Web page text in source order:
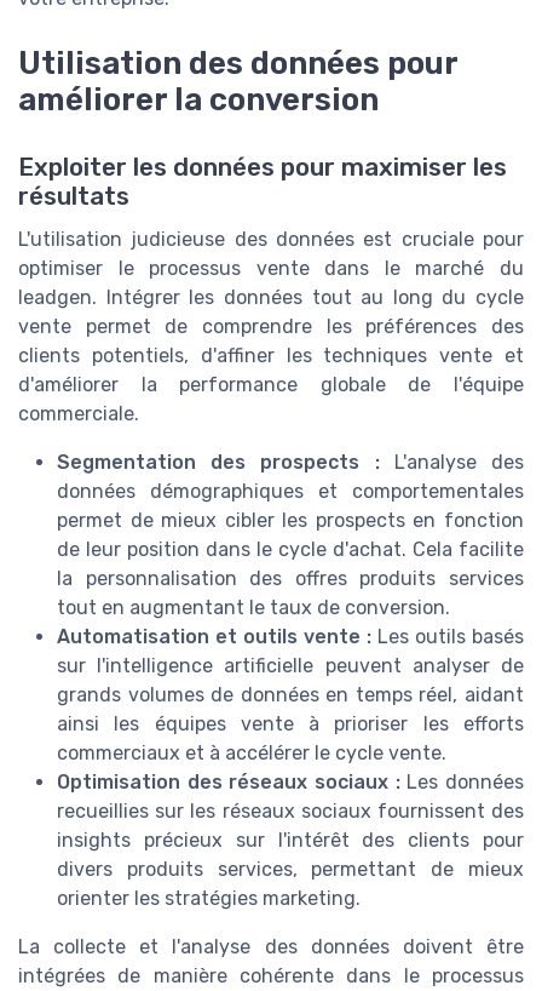
Utilisation des données pour
améliorer la conversion
Exploiter les données pour maximiser les
résultats
L'utilisation judicieuse des données est cruciale pour
optimiser le processus vente dans le marché du
leadgen. Intégrer les données tout au long du cycle
vente permet de comprendre les préférences des
clients potentiels, d'affiner les techniques vente et
d'améliorer la performance globale de l'équipe
commerciale.
Segmentation des prospects :L'analyse des
données démographiques et comportementales
permet de mieux cibler les prospects en fonction
de leur position dans le cycle d'achat. Cela facilite
la personnalisation des offres produits services
tout en augmentant le taux de conversion.
Automatisation et outils vente : Les outils basés
sur l'intelligence artificielle peuvent analyser de
grands volumes de données en temps réel, aidant
ainsi les équipes vente à prioriser les efforts
commerciaux et à accélérer le cycle vente.
Optimisation des réseaux sociaux :Les données
recueillies sur les réseaux sociaux fournissent des
insights précieux sur l'intérêt des clients pour
divers produits services, permettant de mieux
orienter les stratégies marketing.
La collecte et l'analyse des données doivent être
intégrées de manière cohérente dans le processus